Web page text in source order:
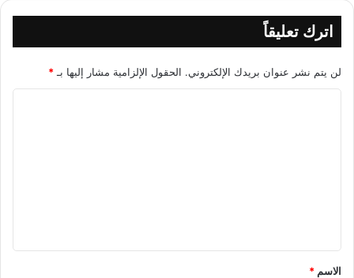
اترك تعليقاً
لن يتم نشر عنوان بريدك الإلكتروني. الحقول الإلزامية مشار إليها بـ *
*
الاسم *